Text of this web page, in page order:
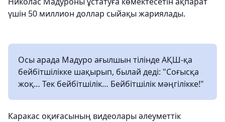
үшін 50 миллион доллар сыйақы жариялады.
Осы арада Мадуро ағылшын тілінде АҚШ-қа
бейбітшілікке шақырып, былай деді: "Соғысқа
жоқ… Тек бейбітшілік… Бейбітшілік мәңгілікке!"
Каракас оқиғасының видеолары әлеуметтік